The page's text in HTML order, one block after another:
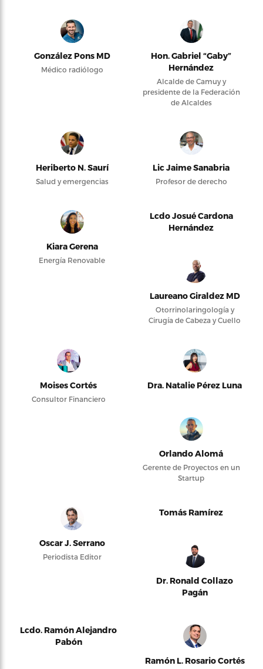
González Pons MD
Médico radiólogo
Hon. Gabriel “Gaby”
Hernández
Alcalde de Camuy y
presidente de la Federación
de Alcaldes
Heriberto N. Saurí
Salud y emergencias
Lic Jaime Sanabria
Profesor de derecho
Kiara Gerena
Energía Renovable
Lcdo Josué Cardona
Hernández
Laureano Giraldez MD
Otorrinolaringología y
Cirugía de Cabeza y Cuello
Moises Cortés
Consultor Financiero
Dra. Natalie Pérez Luna
Orlando Alomá
Gerente de Proyectos en un
Startup
Oscar J. Serrano
Periodista Editor
Tomás Ramírez
Dr. Ronald Collazo
Pagán
Lcdo. Ramón Alejandro
Pabón
Ramón L. Rosario Cortés